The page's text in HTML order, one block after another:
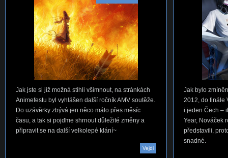
Jak jste si již možná stihli všimnout, na stránkách
Animefestu byl vyhlášen další ročník AMV soutěže.
Do uzávěrky zbývá jen něco málo přes měsíc
času, a tak si pojďme shrnout důležité změny a
připravit se na další velkolepé klání~
Vejdi
Jak bylo
2012, do finále
i jeden Čech –
Year, Nováček
představili,
snadné.